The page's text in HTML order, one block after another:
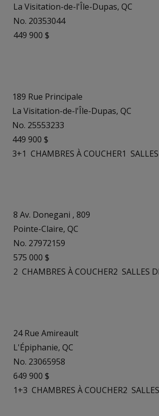
La Visitation-de-l'Île-Dupas, QC
No. 20353044
449 900 $
189 Rue Principale
La Visitation-de-l'Île-Dupas, QC
No. 25553233
449 900 $
3+1 CHAMBRES À COUCHER1
8 Av. Donegani , 809
Pointe-Claire, QC
No. 27972159
575 000 $
2 CHAMBRES À COUCHER2 SALLES
24 Rue Amireault
L'Épiphanie, QC
No. 23065958
649 900 $
1+3 CHAMBRES À COUCHER2